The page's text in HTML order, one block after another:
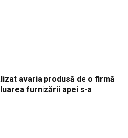
avaria produsă de o firmă
furnizării apei s-a